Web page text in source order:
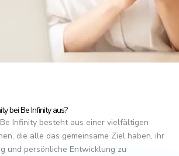
bei Be Infinity aus?
Infinity besteht aus einer vielfältigen
die alle das gemeinsame Ziel haben, ihr
und persönliche Entwicklung zu